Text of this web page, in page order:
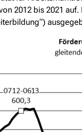
2012 bis 2021